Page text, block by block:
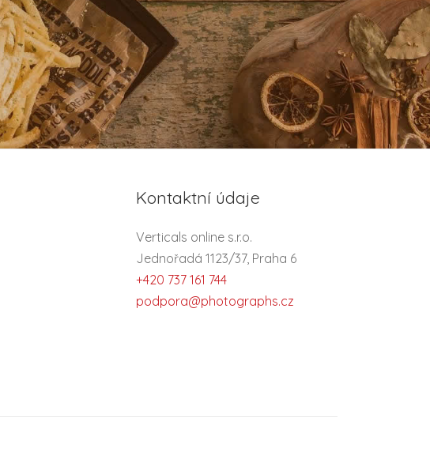
Kontaktní údaje
Verticals online s.r.o.
Jednořadá 1123/37, Praha 6
+420 737 161 744
podpora@photographs.cz